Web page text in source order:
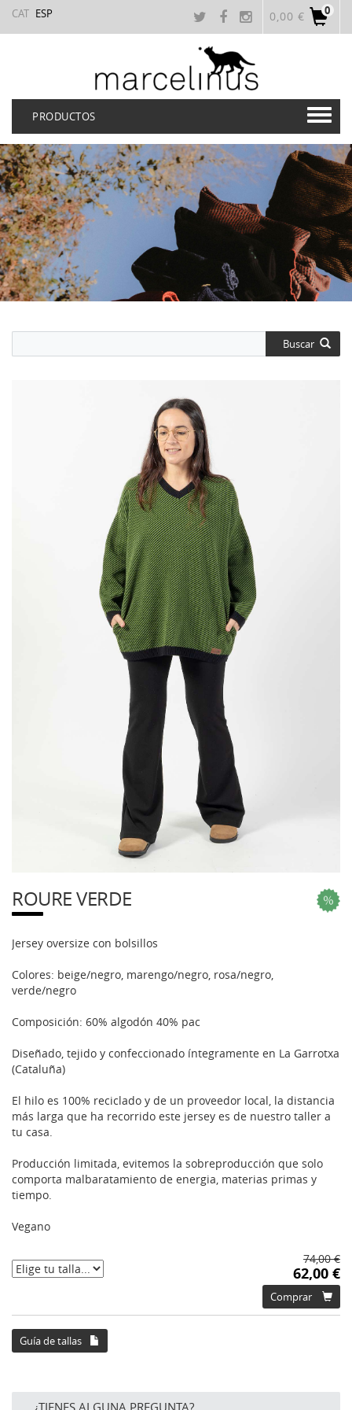
CAT ESP 0
0,00 €
PRODUCTOS
Buscar
ROURE VERDE
Jersey oversize con bolsillos
Colores: beige/negro, marengo/negro, rosa/negro,
verde/negro
Composición: 60% algodón 40% pac
Diseñado, tejido y confeccionado íntegramente en La Garrotxa
(Cataluña)
El hilo es 100% reciclado y de un proveedor local, la distancia
más larga que ha recorrido este jersey es de nuestro taller a
tu casa.
Producción limitada, evitemos la sobreproducción que solo
comporta malbaratamiento de energia, materias primas y
tiempo.
Vegano
74,00 €
62,00 €
Comprar
Guía de tallas